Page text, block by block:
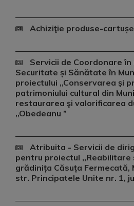
Achiziţie produse-
Servicii de Coordonare
Securitate și Sănătate în
proiectului ,,Conservarea şi
patrimoniului cultural din
restaurarea şi valorificarea
,,Obedeanu ”
Atribuita - Servicii de
pentru proiectul ,,Reabilitare
grădinița Căsuța Fermecată,
str. Principatele Unite nr. 1,